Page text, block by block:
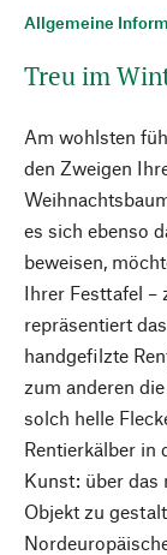
Allgemeine
Treu im
Am wohlsten
den Zweigen
es sich ebenso
beweisen,
Ihrer Festtafel –
repräsentiert
handgefilzte
zum anderen
solch helle
Rentierkälber in
Kunst: über das
Objekt zu